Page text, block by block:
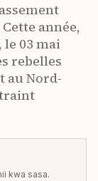
année,
le 03 mai
rebelles
au Nord-
kwa sasa.